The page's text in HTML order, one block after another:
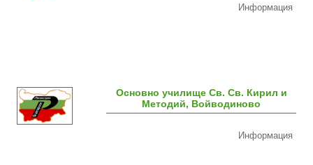
Информация
Основно училище Св. Св. Кирил и
Методий, Войводиново
Информация